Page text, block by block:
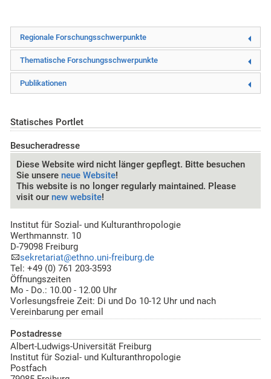
Regionale Forschungsschwerpunkte
Thematische Forschungsschwerpunkte
Publikationen
Statisches Portlet
Besucheradresse
Diese Website wird nicht länger gepflegt. Bitte besuchen
Sie unsere neue Website!
This website is no longer regularly maintained. Please
visit our new website!
Institut für Sozial- und Kulturanthropologie
Werthmannstr. 10
D-79098 Freiburg
sekretariat@ethno.uni-freiburg.de
Tel: +49 (0) 761 203-3593
Öffnungszeiten
Mo - Do.: 10.00 - 12.00 Uhr
Vorlesungsfreie Zeit: Di und Do 10-12 Uhr und nach
Vereinbarung per email
Postadresse
Albert-Ludwigs-Universität Freiburg
Institut für Sozial- und Kulturanthropologie
Postfach